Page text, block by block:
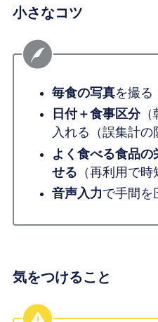
小さなコツ
毎食の写真を撮る
日付＋食事区分（
入れる（誤集計の
よく食べる食品の
せる （再利用で時
音声入力で手間を
気をつけること